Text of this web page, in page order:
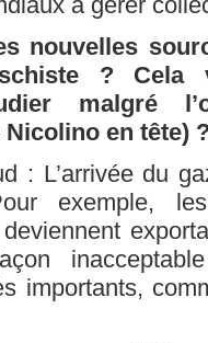
nouvelles
? Cela
malgré
en tête)
: L’arrivée du
exemple,
importants,